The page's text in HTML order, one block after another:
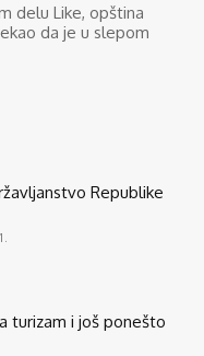
delu Like, opština
da je u slepom
Republike
turizam i još ponešto